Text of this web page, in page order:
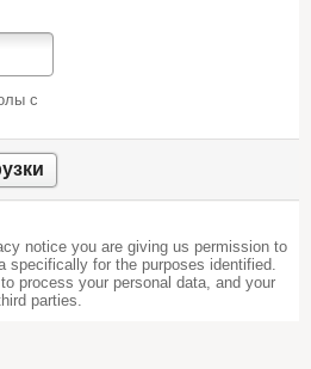
с
notice you are giving us permission to
specifically for the purposes identified.
process your personal data, and your
parties.